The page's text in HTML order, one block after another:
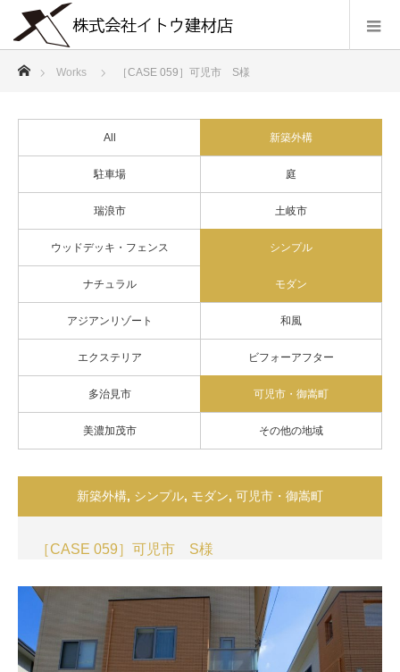
ホーム
Works ［CASE 059］可児市 S様
All 新築外構
駐車場 庭
瑞浪市 土岐市
ウッドデッキ・フェンス シンプル
ナチュラル モダン
アジアンリゾート 和風
エクステリア ビフォーアフター
多治見市 可児市・御嵩町
美濃加茂市 その他の地域
新築外構, シンプル, モダン, 可児市・御嵩町
［CASE 059］可児市 S様